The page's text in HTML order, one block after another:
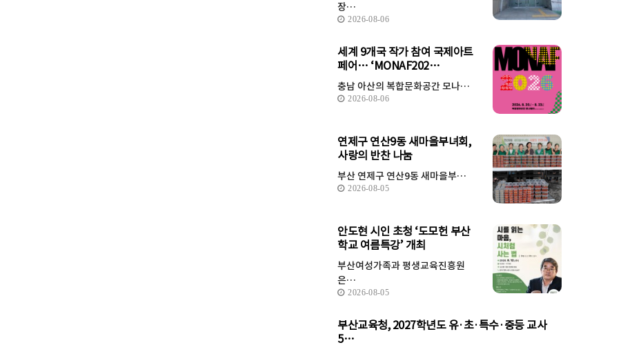
장…
2026-08-06
세계 9개국 작가 참여 국제아트
페어… ‘MONAF202…
충남 아산의 복합문화공간 모나…
2026-08-06
연제구 연산9동 새마을부녀회,
사랑의 반찬 나눔
부산 연제구 연산9동 새마을부…
2026-08-05
안도현 시인 초청 ‘도모헌 부산
학교 여름특강’ 개최
부산여성가족과 평생교육진흥원
은…
2026-08-05
부산교육청, 2027학년도 유·초·특수·중등 교사
5…